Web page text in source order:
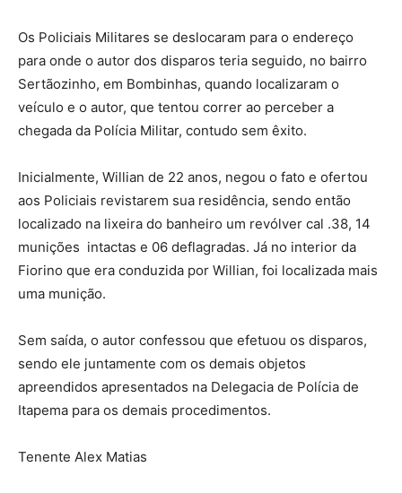
Os Policiais Militares se deslocaram para o endereço
para onde o autor dos disparos teria seguido, no bairro
Sertãozinho, em Bombinhas, quando localizaram o
veículo e o autor, que tentou correr ao perceber a
chegada da Polícia Militar, contudo sem êxito.
Inicialmente, Willian de 22 anos, negou o fato e ofertou
aos Policiais revistarem sua residência, sendo então
localizado na lixeira do banheiro um revólver cal .38, 14
munições intactas e 06 deflagradas. Já no interior da
Fiorino que era conduzida por Willian, foi localizada mais
uma munição.
Sem saída, o autor confessou que efetuou os disparos,
sendo ele juntamente com os demais objetos
apreendidos apresentados na Delegacia de Polícia de
Itapema para os demais procedimentos.
Tenente Alex Matias